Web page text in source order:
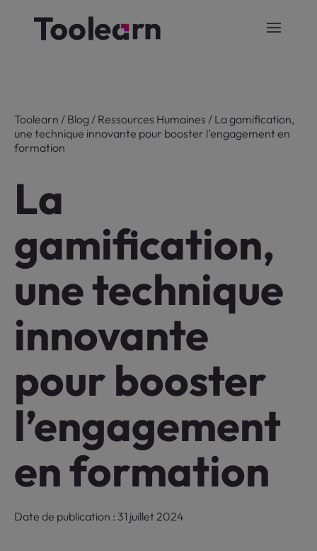
Toolearn / Blog / Ressources Humaines / La gamification,
une technique innovante pour booster l’engagement en
formation
La
gamification,
une technique
innovante
pour booster
l’engagement
en formation
Date de publication : 31 juillet 2024